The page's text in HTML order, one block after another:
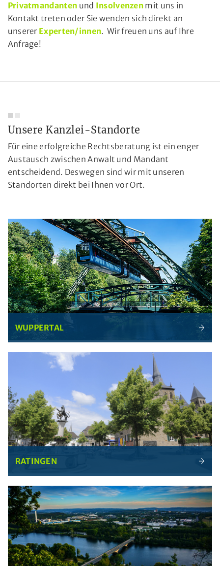
Privatmandanten und Insolvenzen mit uns in
Kontakt treten oder Sie wenden sich direkt an
unserer Experten/innen. Wir freuen uns auf Ihre
Anfrage!
Unsere Kanzlei-Standorte
Für eine erfolgreiche Rechtsberatung ist ein enger
Austausch zwischen Anwalt und Mandant
entscheidend. Deswegen sind wir mit unseren
Standorten direkt bei Ihnen vor Ort.
WUPPERTAL
RATINGEN